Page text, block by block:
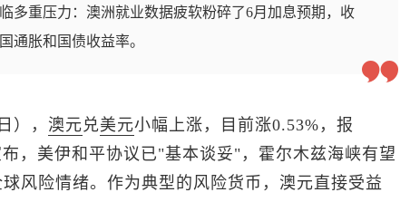
多重压力：澳洲就业数据疲软粉碎了6月加息预期，收
通胀和国债收益率。
）， 澳元兑美元小幅上涨，目前涨0.53%，报
，美伊和平协议已"基本谈妥"，霍尔木兹海峡有望
风险情绪。作为典型的风险货币，澳元直接受益